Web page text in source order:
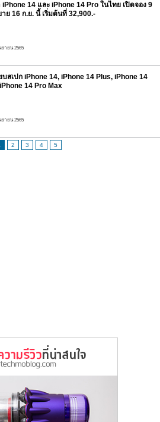
iPhone 14 และ iPhone 14 Pro ในไทย เปิดจอง 9
าย 16 ก.ย. นี้ เริ่มต้นที่ 32,900.-
ายน 2565
บสเปก iPhone 14, iPhone 14 Plus, iPhone 14
14 Pro Max
ายน 2565
2 3 4 5